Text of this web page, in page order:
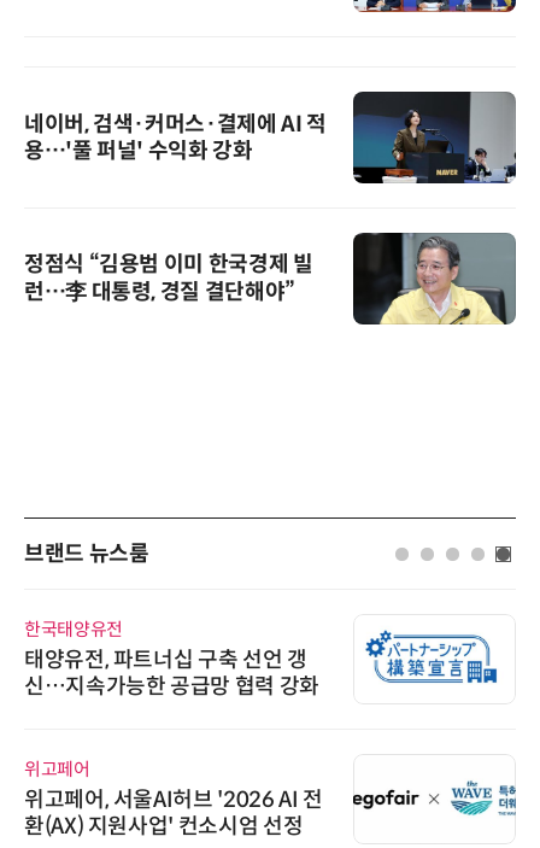
네이버, 검색·커머스·결제에 AI 적
용…'풀 퍼널' 수익화 강화
정점식 “김용범 이미 한국경제 빌
런…李 대통령, 경질 결단해야”
브랜드 뉴스룸
한국태양유전
태양유전, 파트너십 구축 선언 갱
신…지속가능한 공급망 협력 강화
위고페어
위고페어, 서울AI허브 '2026 AI 전
환(AX) 지원사업' 컨소시엄 선정